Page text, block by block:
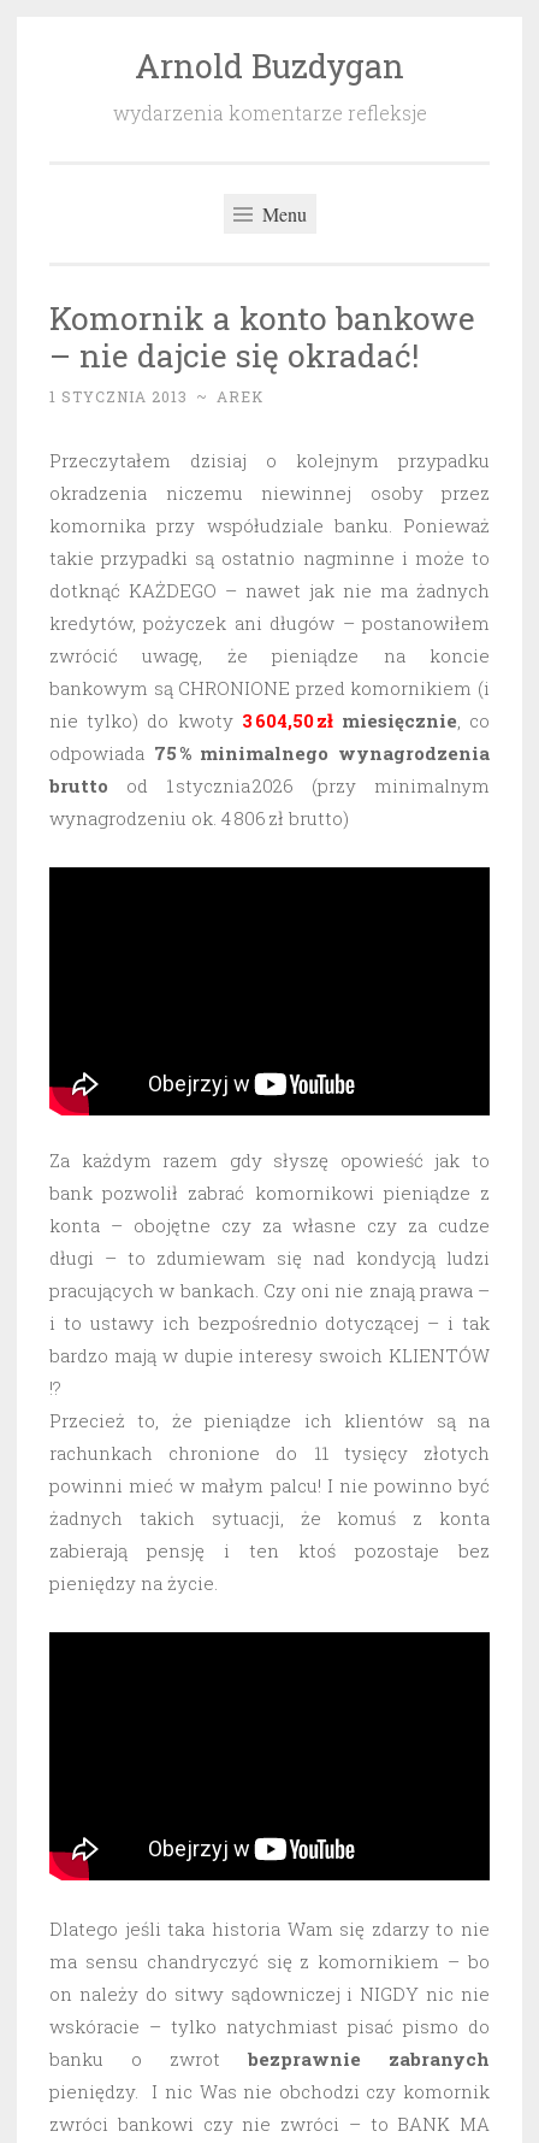
Arnold Buzdygan
wydarzenia komentarze refleksje
Menu
Komornik a konto bankowe
– nie dajcie się okradać!
1 STYCZNIA 2013 ~ AREK
Przeczytałem dzisiaj o kolejnym przypadku
okradzenia niczemu niewinnej osoby przez
komornika przy współudziale banku. Ponieważ
takie przypadki są ostatnio nagminne i może to
dotknąć KAŻDEGO – nawet jak nie ma żadnych
kredytów, pożyczek ani długów – postanowiłem
zwrócić uwagę, że pieniądze na koncie
bankowym są CHRONIONE przed komornikiem (i
nie tylko) do kwoty 3 604,50 złmiesięcznie, co
odpowiada 75 % minimalnego wynagrodzenia
brutto od 1 stycznia 2026 (przy minimalnym
wynagrodzeniu ok. 4 806 zł brutto)
Za każdym razem gdy słyszę opowieść jak to
bank pozwolił zabrać komornikowi pieniądze z
konta – obojętne czy za własne czy za cudze
długi – to zdumiewam się nad kondycją ludzi
pracujących w bankach. Czy oni nie znają prawa –
i to ustawy ich bezpośrednio dotyczącej – i tak
bardzo mają w dupie interesy swoich KLIENTÓW
!?
Przecież to, że pieniądze ich klientów są na
rachunkach chronione do 11 tysięcy złotych
powinni mieć w małym palcu! I nie powinno być
żadnych takich sytuacji, że komuś z konta
zabierają pensję i ten ktoś pozostaje bez
pieniędzy na życie.
Dlatego jeśli taka historia Wam się zdarzy to nie
ma sensu chandryczyć się z komornikiem – bo
on należy do sitwy sądowniczej i NIGDY nic nie
wskóracie – tylko natychmiast pisać pismo do
banku o zwrot bezprawnie
zabranych
pieniędzy. I nic Was nie obchodzi czy komornik
zwróci bankowi czy nie zwróci – to BANK MA